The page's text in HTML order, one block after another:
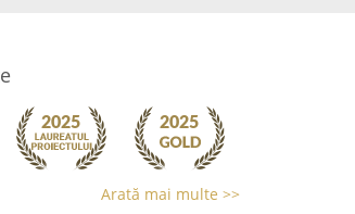
Arată mai multe >>